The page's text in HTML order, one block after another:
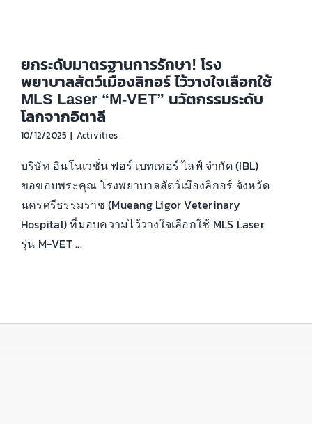
ยกระดับมาตรฐานการรักษา! โรง
พยาบาลสัตว์เมืองลิกอร์ ไว้วางใจเลือกใช้
MLS Laser “M-VET” นวัตกรรมระดับ
โลกจากอิตาลี
10/12/2025 | Activities
บริษัท อินโนเวชั่น ฟอร์ เบทเทอร์ ไลฟ์ จำกัด (IBL)
ขอขอบพระคุณ โรงพยาบาลสัตว์เมืองลิกอร์ จังหวัด
นครศรีธรรมราช (Mueang Ligor Veterinary
Hospital) ที่มอบความไว้วางใจเลือกใช้ MLS Laser
รุ่น M-VET ...